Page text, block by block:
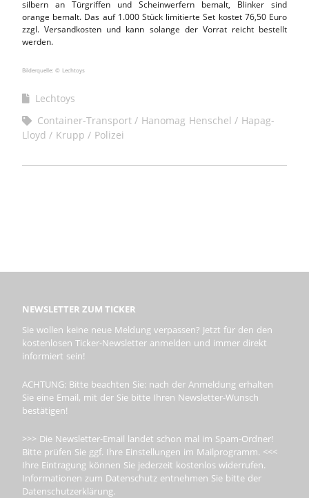
silbern an Türgriffen und Scheinwerfern bemalt, Blinker sind
orange bemalt. Das auf 1.000 Stück limitierte Set kostet 76,50 Euro
zzgl. Versandkosten und kann solange der Vorrat reicht bestellt
werden.
Bilderquelle: © Lechtoys
Lechtoys
Container-Transport
Hanomag Henschel
Hapag-
Lloyd
Krupp Polizei
NEWSLETTER ZUM TICKER
Sie wollen keine neue Meldung verpassen? Jetzt für den den
kostenlosen Ticker-Newsletter anmelden und immer direkt
informiert sein!
ACHTUNG: Bitte beachten Sie: nach der Anmeldung erhalten
Sie eine Email, mit der Sie bitte Ihren Newsletter-Wunsch
bestätigen!
>>> Die Newsletter-Email landet schon mal im Spam-Ordner!
Bitte prüfen Sie ggf. Ihre Einstellungen im Mailprogramm. <<<
Ihre Eintragung können Sie jederzeit kostenlos widerrufen.
Informationen zum Datenschutz entnehmen Sie bitte der
Datenschutzerklärung.